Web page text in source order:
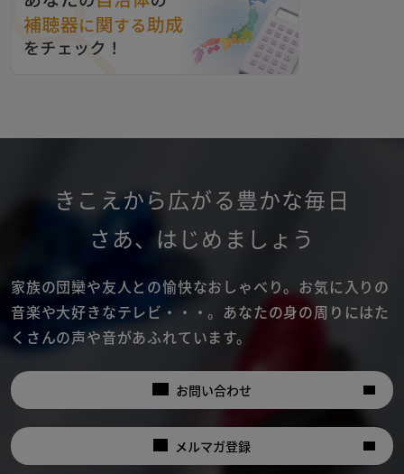
きこえから広がる豊かな毎日
さあ、 はじめましょう
家族の団欒や友人との愉快なおしゃべり。 お気に入りの
音楽や大好きなテレビ・・・。 あなたの身の周りにはた
くさんの声や音があふれています。
お問い合わせ
メルマガ登録